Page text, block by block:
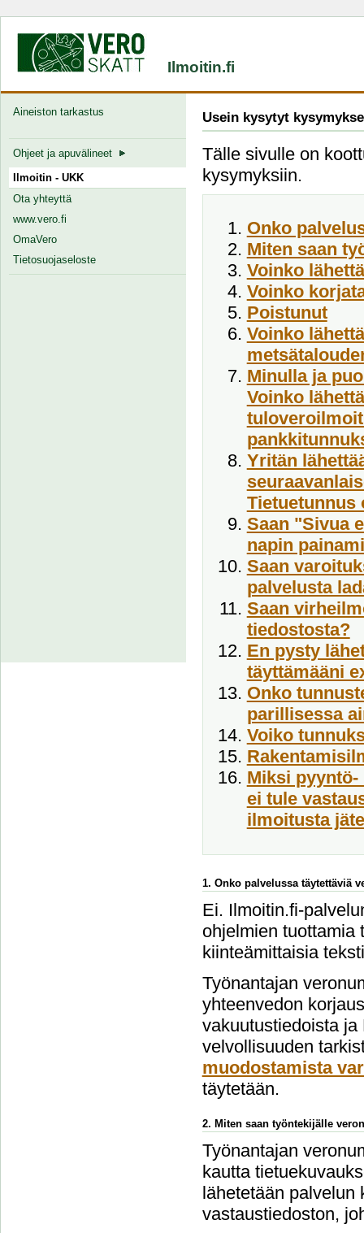
Ilmoitin.fi
Aineiston tarkastus
Ohjeet ja apuvälineet
Ilmoitin - UKK
Ota yhteyttä
www.vero.fi
OmaVero
Tietosuojaseloste
Usein kysytyt
Tälle sivulle on
kysymyksiin.
Onko
Miten saan
Voinko
Voinko
Poistunut
Voinko
Minulla ja
Voinko
Yritän
Saan "Sivua
napin
Saan
palvelusta
Saan
tiedostosta?
En pysty
täyttämääni
Onko
parillisessa
Voiko
Miksi
ei tule
ilmoitusta
1. Onko palvelussa täytettäviä
Ei. Ilmoitin.fi-
ohjelmien tuottamia
kiinteämittaisia
Työnantajan
yhteenvedon
vakuutustiedoista
velvollisuuden
muodostamista
täytetään.
2. Miten saan työntekijälle
Työnantajan
kautta
lähetetään palvelun
vastaustiedoston,